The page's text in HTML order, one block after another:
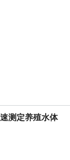
测定养殖水体